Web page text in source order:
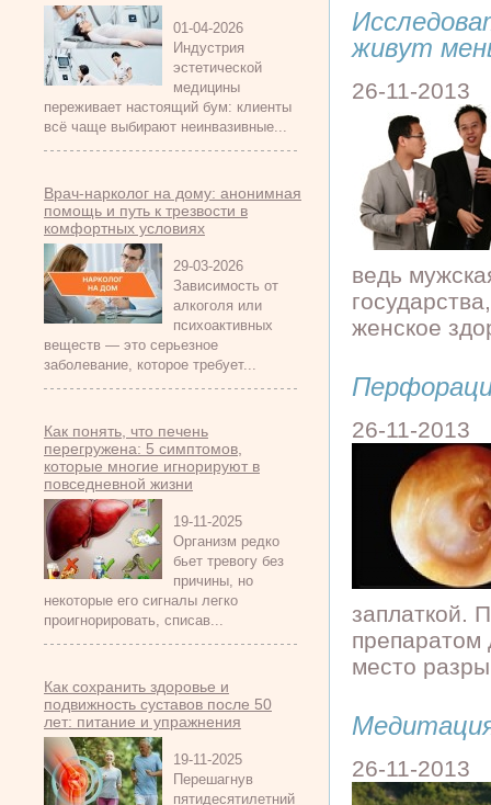
01-04-2026
Индустрия
эстетической
медицины
переживает настоящий бум: клиенты
всё чаще выбирают неинвазивные...
Врач-нарколог на дому: анонимная
помощь и путь к трезвости в
комфортных условиях
29-03-2026
Зависимость от
алкоголя или
психоактивных
веществ — это серьезное
заболевание, которое требует...
Как понять, что печень
перегружена: 5 симптомов,
которые многие игнорируют в
повседневной жизни
19-11-2025
Организм редко
бьет тревогу без
причины, но
некоторые его сигналы легко
проигнорировать, списав...
Как сохранить здоровье и
подвижность суставов после 50
лет: питание и упражнения
19-11-2025
Перешагнув
пятидесятилетний
живут
26-11-2013
ведь
женское
26-11-2013
заплаткой.
препаратом
место
26-11-2013